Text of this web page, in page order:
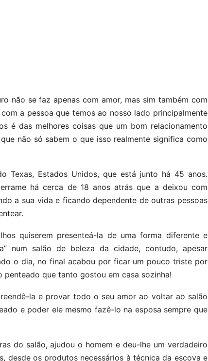
não se faz apenas com amor, mas sim também com
a pessoa que temos ao nosso lado principalmente
é das melhores coisas que um bom relacionamento
não só sabem o que isso realmente significa como
Texas, Estados Unidos, que está junto há 45 anos.
há cerca de 18 anos atrás que a deixou com
a sua vida e ficando dependente de outras pessoas
quiserem presenteá-la de uma forma diferente e
num salão de beleza da cidade, contudo, apesar
o dia, no final acabou por ficar um pouco triste por
penteado que tanto gostou em casa sozinha!
la e provar todo o seu amor ao voltar ao salão
e poder ele mesmo fazê-lo na esposa sempre que
do salão, ajudou o homem e deu-lhe um verdadeiro
desde os produtos necessários à técnica da escova e